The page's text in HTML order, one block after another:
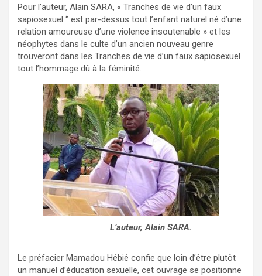
Pour l’auteur, Alain SARA, « Tranches de vie d’un faux
sapiosexuel ‘’ est par-dessus tout l’enfant naturel né d’une
relation amoureuse d’une violence insoutenable » et les
néophytes dans le culte d’un ancien nouveau genre
trouveront dans les Tranches de vie d’un faux sapiosexuel
tout l’hommage dû à la féminité.
L’auteur, Alain SARA.
Le préfacier Mamadou Hébié confie que loin d’être plutôt
un manuel d’éducation sexuelle, cet ouvrage se positionne